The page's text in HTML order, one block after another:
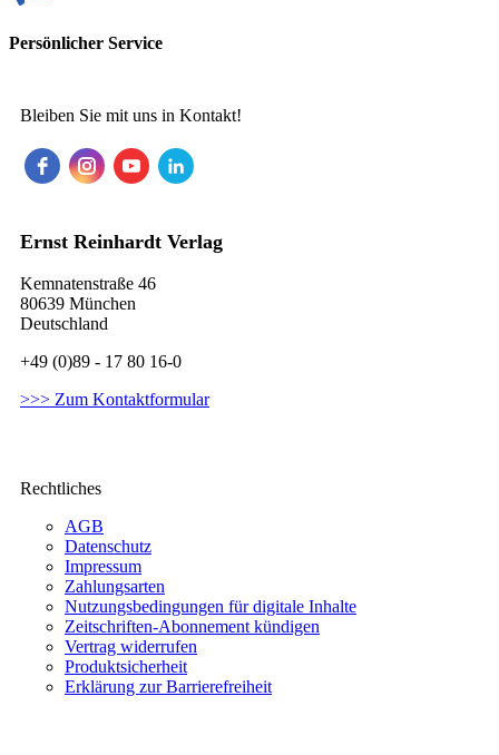
Persönlicher Service
Bleiben Sie mit uns in Kontakt!
Ernst Reinhardt Verlag
Kemnatenstraße 46
80639 München
Deutschland
+49 (0)89 - 17 80 16-0
>>> Zum Kontaktformular
Rechtliches
AGB
Datenschutz
Impressum
Zahlungsarten
Nutzungsbedingungen für digitale Inhalte
Zeitschriften-Abonnement kündigen
Vertrag widerrufen
Produktsicherheit
Erklärung zur Barrierefreiheit